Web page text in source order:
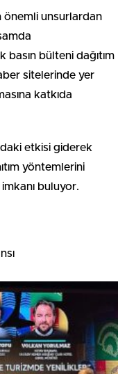
önemli unsurlardan
basın bülteni dağıtım
sitelerinde yer
katkıda
etkisi giderek
yöntemlerini
buluyor.